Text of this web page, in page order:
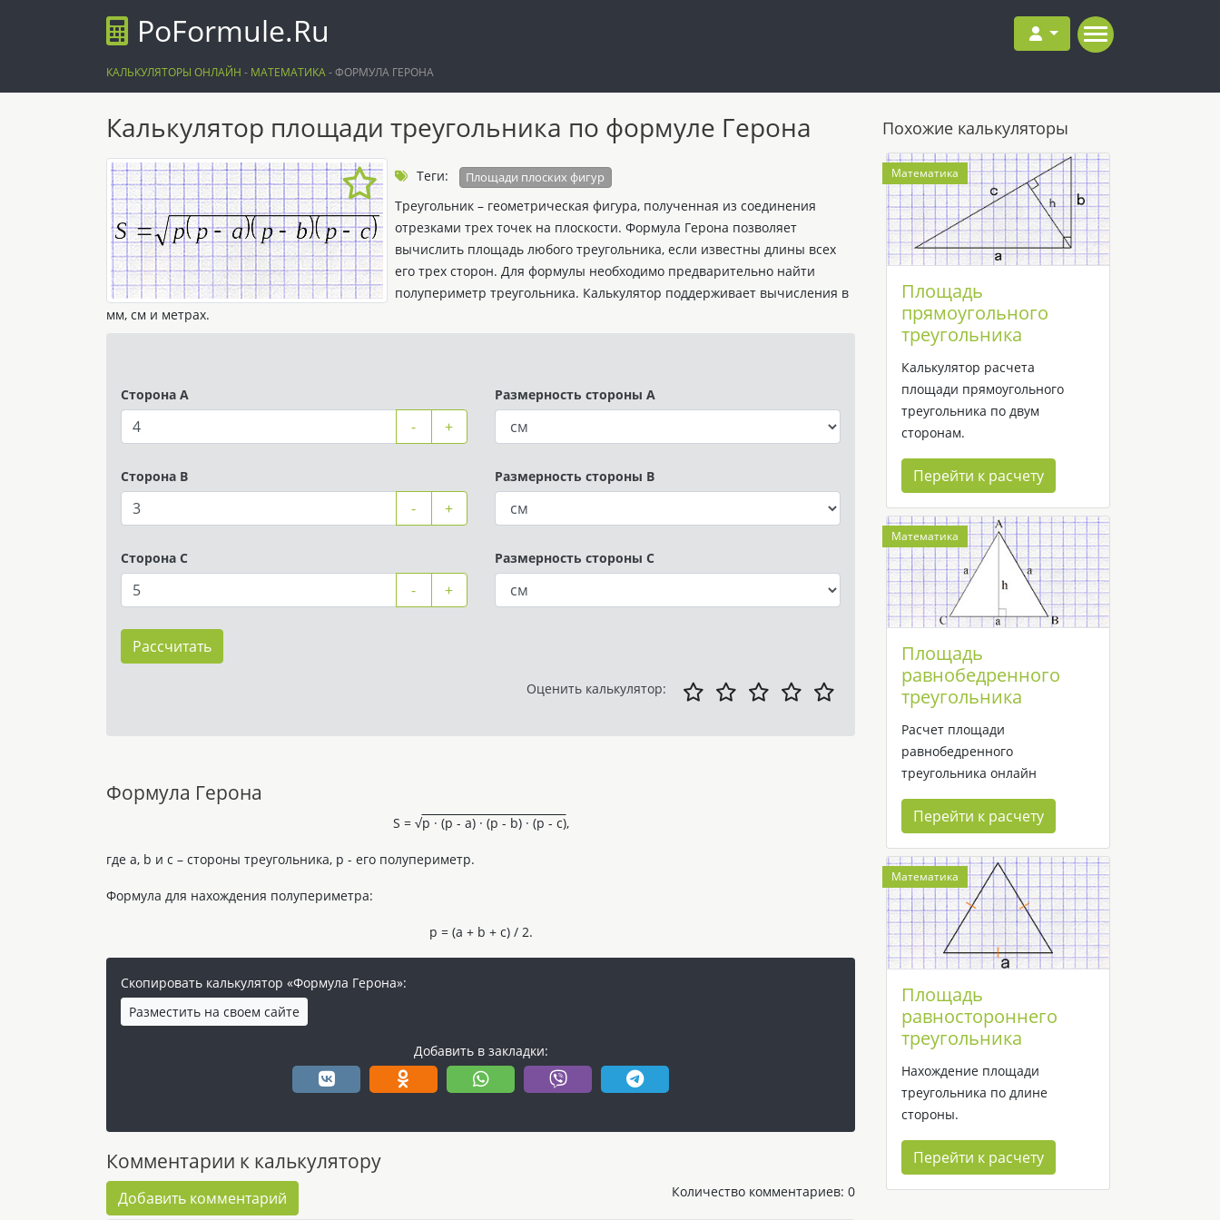
PoFormule.Ru
КАЛЬКУЛЯТОРЫ ОНЛАЙН - МАТЕМАТИКА-ФОРМУЛА ГЕРОНА
Калькулятор площади треугольника по формуле Герона
Теги: Площади плоских фигур
Треугольник – геометрическая фигура, полученная из соединения
отрезками трех точек на плоскости. Формула Герона позволяет
вычислить площадь любого треугольника, если известны длины всех
его трех сторон. Для формулы необходимо предварительно найти
полупериметр треугольника. Калькулятор поддерживает вычисления в
мм, см и метрах.
Сторона A
- +
Размерность стороны A
Сторона B
- +
Размерность стороны B
Сторона C
- +
Размерность стороны C
Рассчитать
Оценить калькулятор:
Формула Герона
S = √p · (p - a) · (p - b) · (p - c),
где a, b и с – стороны треугольника, p - его полупериметр.
Формула для нахождения полупериметра:
p = (a + b + c) / 2.
Скопировать калькулятор «Формула Герона»:
Разместить на своем сайте
Добавить в закладки:
Комментарии к калькулятору
Добавить комментарий Количество комментариев: 0
Похожие калькуляторы
Математика
Площадь
прямоугольного
треугольника
Калькулятор расчета
площади прямоугольного
треугольника по двум
сторонам.
Перейти к расчету
Математика
Площадь
равнобедренного
треугольника
Расчет площади
равнобедренного
треугольника онлайн
Перейти к расчету
Математика
Площадь
равностороннего
треугольника
Нахождение площади
треугольника по длине
стороны.
Перейти к расчету